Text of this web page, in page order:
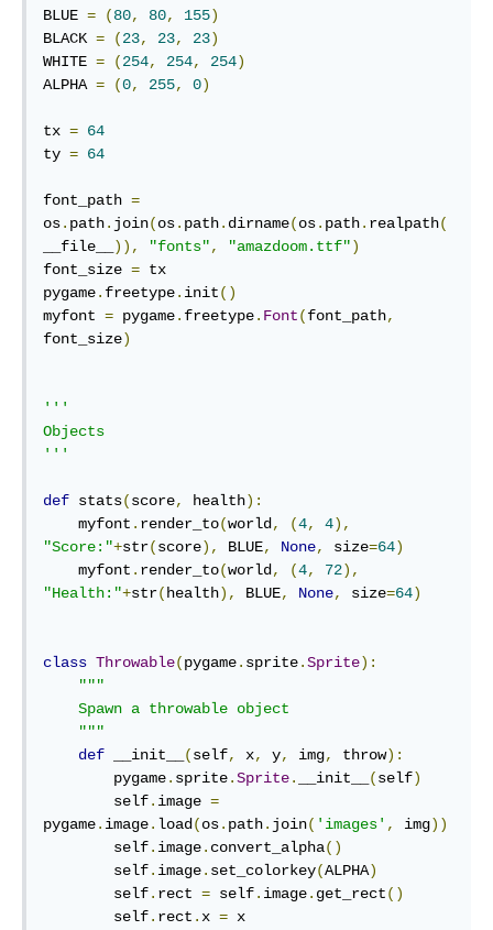
BLUE = (80, 80, 155)
BLACK = (23, 23, 23)
WHITE = (254, 254, 254)
ALPHA = (0, 255, 0)
tx = 64
ty = 64
font_path =
os. path. join(os. path. dirname(os. path. realpath(
__file__
)), "fonts", "amazdoom.ttf")
font_size = tx
pygame. freetype. init()
myfont = pygame. freetype. Font(font_path,
font_size)
'''
Objects
'''
def stats(score, health):
    myfont
. render_to(world , (4, 4),
"Score:"+str(score), BLUE, None, size=64)
    myfont
. render_to(world , (4, 72),
"Health:"+str( health), BLUE, None, size=64)
class Throwable(pygame. sprite.Sprite):
"""
    """
def __init__ (self, x, y, img, throw):
        pygame
. sprite.Sprite. __init__ (self)
        self
. image =
pygame. image. load (os. path. join( 'images' , img))
        self
. image. convert_alpha()
        self
. image. set_colorkey(ALPHA)
        self
. rect = self. image. get_rect()
        self
. rect . x = x